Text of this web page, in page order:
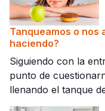
Tanqueamos o nos
haciendo?
Siguiendo con la
punto de
llenando el tanque